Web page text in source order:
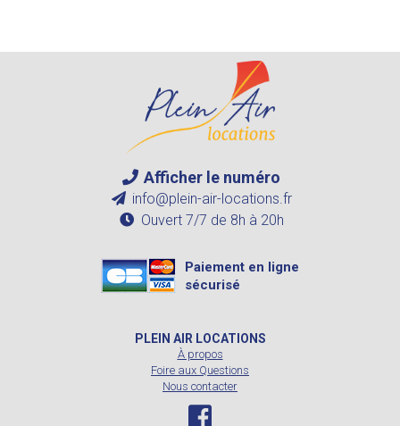
Afficher le numéro
info@plein-air-locations.fr
Ouvert 7/7 de 8h à 20h
Paiement en ligne
sécurisé
PLEIN AIR LOCATIONS
À propos
Foire aux Questions
Nous contacter